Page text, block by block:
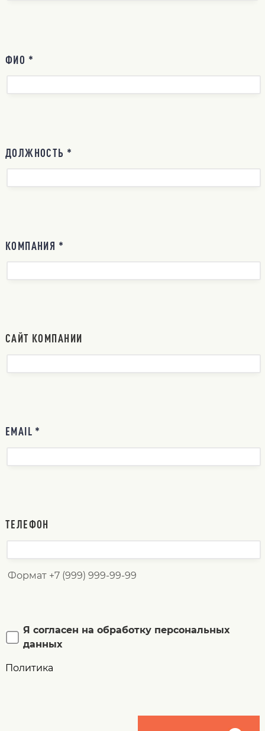
ФИО *
ДОЛЖНОСТЬ *
КОМПАНИЯ *
САЙТ КОМПАНИИ
EMAIL *
ТЕЛЕФОН
Формат +7 (999) 999-99-99
Я согласен на обработку персональных
данных
Политика